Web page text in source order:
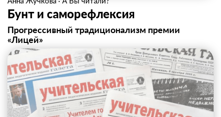
Бунт и саморефлексия
Прогрессивный традиционализм премии
«Лицей»